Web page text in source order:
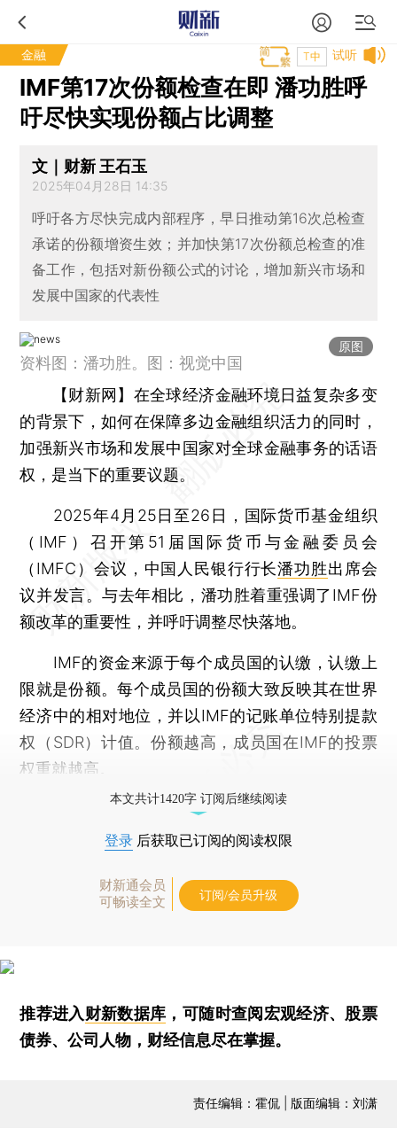
金融 试听
T中
IMF第17次份额检查在即 潘功胜呼
吁尽快实现份额占比调整
文｜财新 王石玉
2025年04月28日 14:35
呼吁各方尽快完成内部程序，早日推动第16次总检查
承诺的份额增资生效；并加快第17次份额总检查的准
备工作，包括对新份额公式的讨论，增加新兴市场和
发展中国家的代表性
原图
资料图：潘功胜。图：视觉中国
【财新网】 在全球经济金融环境日益复杂多变
的背景下，如何在保障多边金融组织活力的同时，
加强新兴市场和发展中国家对全球金融事务的话语
权，是当下的重要议题。
2025年4月25日至26日，国际货币基金组织
（IMF）召开第51届国际货币与金融委员会
（IMFC）会议，中国人民银行行长潘功胜出席会
议并发言。与去年相比，潘功胜着重强调了IMF份
额改革的重要性，并呼吁调整尽快落地。
IMF的资金来源于每个成员国的认缴，认缴上
限就是份额。每个成员国的份额大致反映其在世界
经济中的相对地位，并以IMF的记账单位特别提款
权（SDR）计值。份额越高，成员国在IMF的投票
权重就越高。
本文共计1420字 订阅后继续阅读
登录 后获取已订阅的阅读权限
财新通会员
可畅读全文
订阅/会员升级
推荐进入财新数据库 ，可随时查阅宏观经济、股票
债券、公司人物，财经信息尽在掌握。
责任编辑：霍侃 | 版面编辑：刘潇